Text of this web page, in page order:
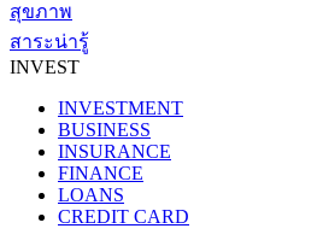
สุขภาพ
สาระน่ารู้
INVEST
INVESTMENT
BUSINESS
INSURANCE
FINANCE
LOANS
CREDIT CARD